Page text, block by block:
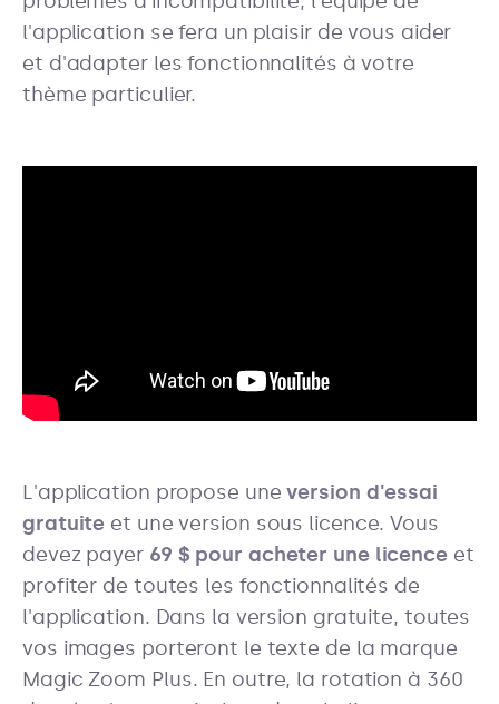
l'application se fera un plaisir de vous aider
et d'adapter les fonctionnalités à votre
thème particulier.
L'application propose une version d'essai
gratuite et une version sous licence. Vous
devez payer 69 $ pour acheter une licence et
profiter de toutes les fonctionnalités de
l'application. Dans la version gratuite, toutes
vos images porteront le texte de la marque
Magic Zoom Plus. En outre, la rotation à 360